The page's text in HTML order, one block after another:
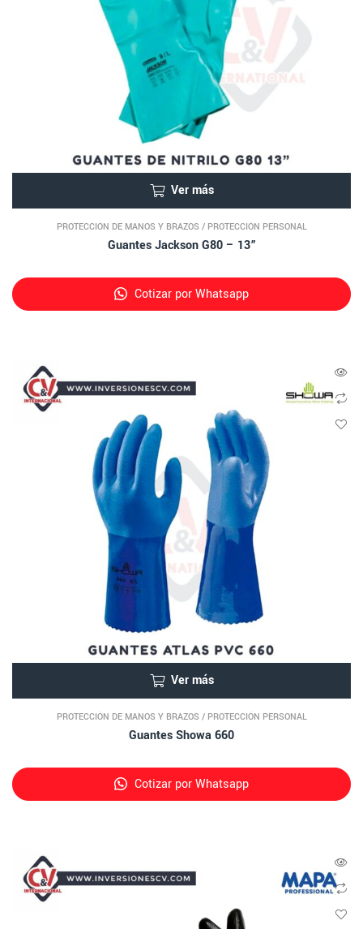
Ver más
PROTECCIÓN DE MANOS Y BRAZOS / PROTECCIÓN PERSONAL
Guantes Jackson G80 – 13”
Cotizar por Whatsapp
Ver más
PROTECCIÓN DE MANOS Y BRAZOS / PROTECCIÓN PERSONAL
Guantes Showa 660
Cotizar por Whatsapp